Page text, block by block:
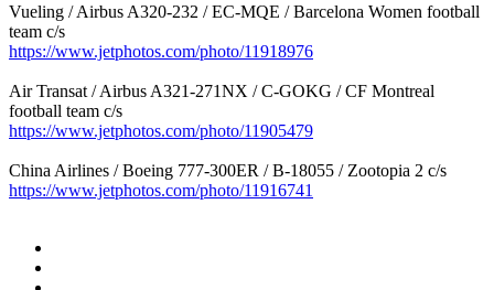
Vueling / Airbus A320-232 / EC-MQE / Barcelona Women football
team c/s
https://www.jetphotos.com/photo/11918976
Air Transat / Airbus A321-271NX / C-GOKG / CF Montreal
football team c/s
https://www.jetphotos.com/photo/11905479
China Airlines / Boeing 777-300ER / B-18055 / Zootopia 2 c/s
https://www.jetphotos.com/photo/11916741